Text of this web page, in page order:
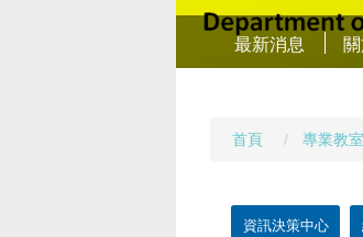
最新消息
首頁 專業教室
資訊決策中心